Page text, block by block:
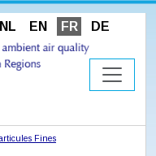
NL EN FR DE
Fines